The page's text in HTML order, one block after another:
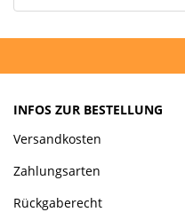
INFOS ZUR BESTELLUNG
Versandkosten
Zahlungsarten
Rückgaberecht